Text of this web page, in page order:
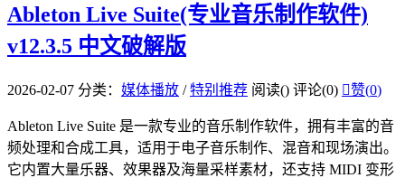
Ableton Live Suite(专业音乐制作软件)
v12.3.5 中文破解版
2026-02-07 分类： 媒体播放 /特别推荐 阅读() 评论(0) 赞(0)
Ableton Live Suite 是一款专业的音乐制作软件，拥有丰富的音
频处理和合成工具，适用于电子音乐制作、混音和现场演出。
它内置大量乐器、效果器及海量采样素材，还支持 MIDI 变形